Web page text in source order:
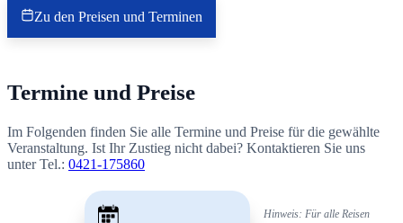
Zu den Preisen und Terminen
Termine und Preise
Im Folgenden finden Sie alle Termine und Preise für die gewählte
Veranstaltung. Ist Ihr Zustieg nicht dabei? Kontaktieren Sie uns
unter Tel.: 0421-175860
Hinweis: Für alle Reisen